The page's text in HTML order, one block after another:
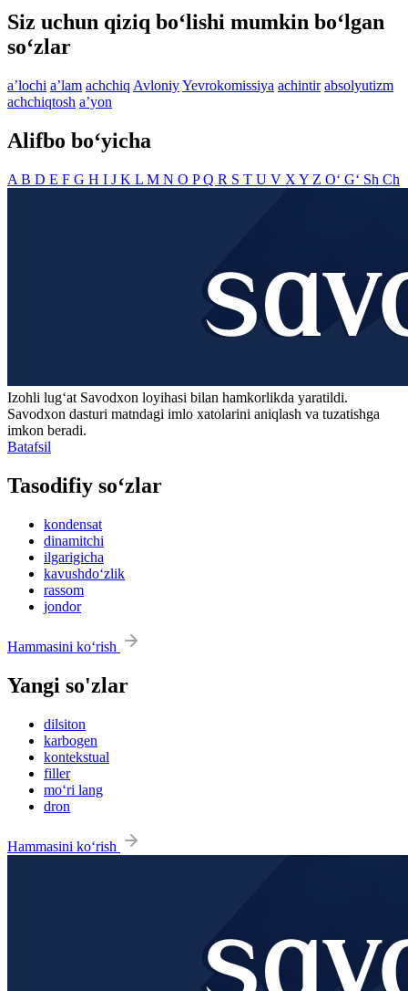
Siz uchun qiziq bo‘lishi mumkin bo‘lgan
so‘zlar
aʼlochi aʼlam achchiq AvloniyYevrokomissiya achintir absolyutizm
achchiqtosh aʼyon
Alifbo bo‘yicha
A B D E F G H I J K L M N O PQ R S T U V X Y Z O‘ G‘ Sh Ch
Izohli lugʻat Savodxon loyihasi bilan hamkorlikda yaratildi.
Savodxon dasturi matndagi imlo xatolarini aniqlash va tuzatishga
imkon beradi.
Batafsil
Tasodifiy so‘zlar
kondensat
dinamitchi
ilgarigicha
kavushdo‘zlik
rassom
jondor
Hammasini ko‘rish
Yangi so'zlar
dilsiton
karbogen
kontekstual
filler
mo‘ri lang
dron
Hammasini ko‘rish